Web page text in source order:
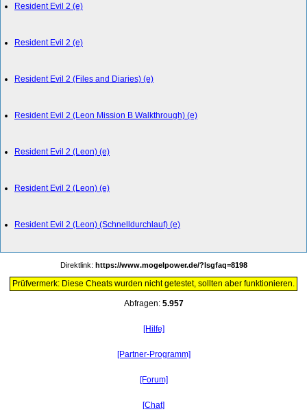
Resident Evil 2 (e)
Resident Evil 2 (e)
Resident Evil 2 (Files and Diaries) (e)
Resident Evil 2 (Leon Mission B Walkthrough) (e)
Resident Evil 2 (Leon) (e)
Resident Evil 2 (Leon) (e)
Resident Evil 2 (Leon) (Schnelldurchlauf) (e)
Direktlink: https://www.mogelpower.de/?lsgfaq=8198
Prüfvermerk: Diese Cheats wurden nicht getestet, sollten aber funktionieren.
Abfragen: 5.957
[Hilfe]
[Partner-Programm]
[Forum]
[Chat]